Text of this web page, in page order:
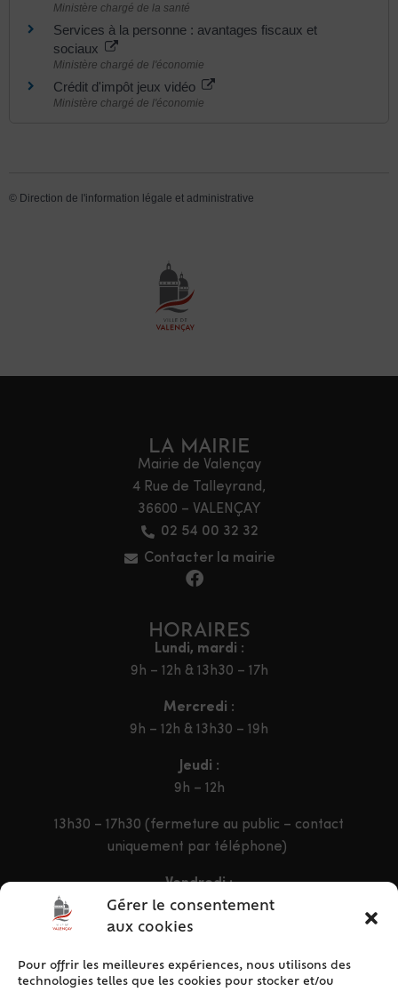
Gérer le consentement
aux cookies
Pour offrir les meilleures expériences, nous utilisons des
technologies telles que les cookies pour stocker et/ou
Ministère chargé de la santé
Services à la personne : avantages fiscaux et
sociaux
Ministère chargé de l'économie
Crédit d'impôt jeux vidéo
Ministère chargé de l'économie
© Direction de l'information légale et administrative
LA MAIRIE
Mairie de Valençay
4 Rue de Talleyrand,
36600 – VALENÇAY
02 54 00 32 32
Contacter la mairie
HORAIRES
Lundi, mardi :
9h – 12h & 13h30 – 17h
Mercredi :
9h – 12h & 13h30 – 19h
Jeudi :
9h – 12h
13h30 – 17h30 (fermeture au public – contact
uniquement par téléphone)
Vendredi :
9h – 12h & 13h30 – 16h30
ACCÈS RAPIDE